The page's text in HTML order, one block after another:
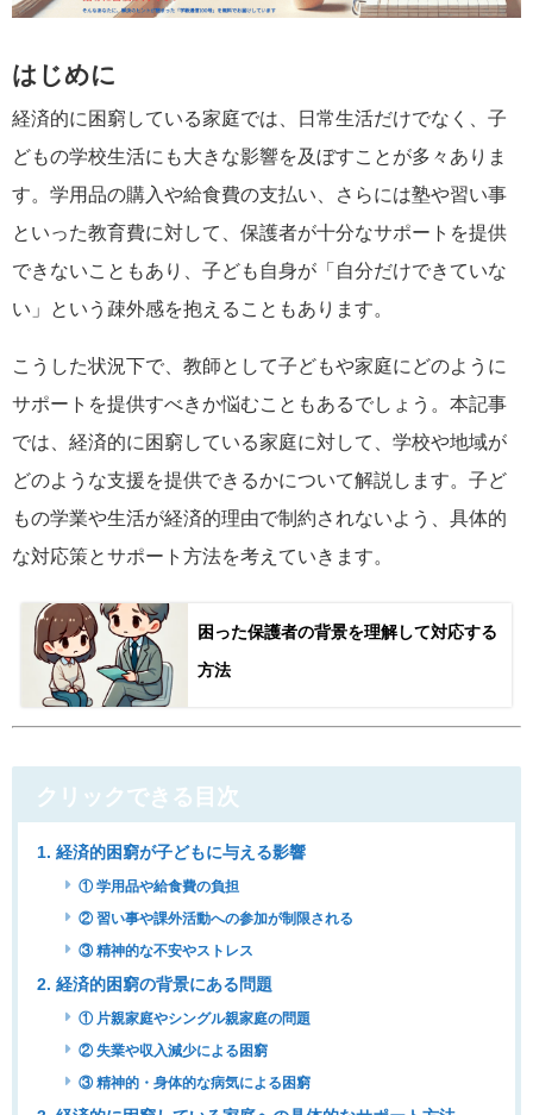
はじめに
経済的に困窮している家庭では、日常生活だけでなく、子
どもの学校生活にも大きな影響を及ぼすことが多々ありま
す。学用品の購入や給食費の支払い、さらには塾や習い事
といった教育費に対して、保護者が十分なサポートを提供
できないこともあり、子ども自身が「自分だけできていな
い」という疎外感を抱えることもあります。
こうした状況下で、教師として子どもや家庭にどのように
サポートを提供すべきか悩むこともあるでしょう。本記事
では、経済的に困窮している家庭に対して、学校や地域が
どのような支援を提供できるかについて解説します。子ど
もの学業や生活が経済的理由で制約されないよう、具体的
な対応策とサポート方法を考えていきます。
困った保護者の背景を理解して対応する
方法
クリックできる目次
1. 経済的困窮が子どもに与える影響
① 学用品や給食費の負担
② 習い事や課外活動への参加が制限される
③ 精神的な不安やストレス
2. 経済的困窮の背景にある問題
① 片親家庭やシングル親家庭の問題
② 失業や収入減少による困窮
③ 精神的・身体的な病気による困窮